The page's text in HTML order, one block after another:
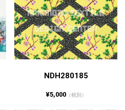
NDH280185
¥5,000（税別）